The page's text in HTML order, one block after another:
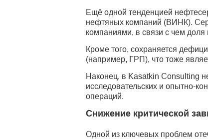
Ещё одной тенденцией
нефтяных компаний (ВИНК).
компаниями, в связи с чем доля
Кроме того, сохраняется
(например, ГРП), что тоже
Наконец, в Kasatkin Consulting
исследовательских и опытно-
операций.
Снижение критической
Одной из ключевых проблем